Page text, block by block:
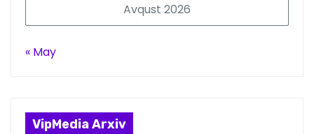
Avqust 2026
« May
VipMedia Arxiv